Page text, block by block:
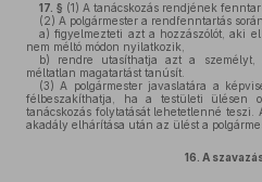
17. § (1) A tanácskozás rendjének
(2) A polgármester a rendfenntartás
a) figyelmezteti azt a hozzászólót, aki
nem méltó módon nyilatkozik,
b) rendre utasíthatja azt a személyt,
méltatlan magatartást tanúsít.
(3) A polgármester javaslatára a
félbeszakíthatja, ha a testületi ülésen
tanácskozás folytatását lehetetlenné
akadály elhárítása után az ülést a
16. A